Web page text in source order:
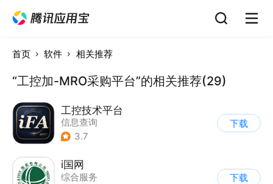
首页 软件 相关推荐
“工控加-MRO采购平台”的相关推荐(29)
工控技术平台
信息查询
3.7
下载
i国网
综合服务
下载